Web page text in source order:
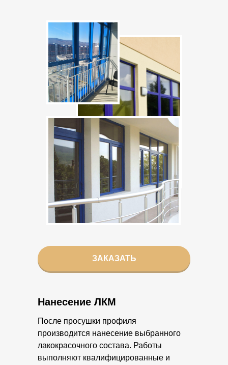
ЗАКАЗАТЬ
Нанесение ЛКМ
После просушки профиля
производится нанесение выбранного
лакокрасочного состава. Работы
выполняют квалифицированные и